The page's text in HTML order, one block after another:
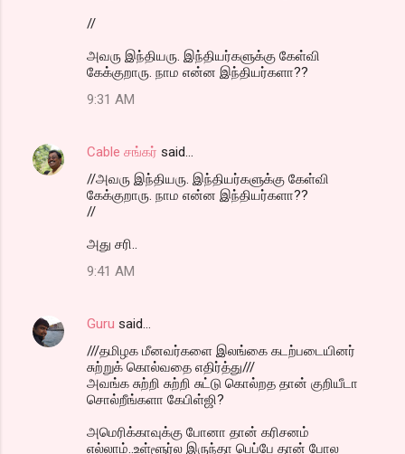
//
அவரு இந்தியரு. இந்தியர்களுக்கு கேள்வி
கேக்குறாரு. நாம என்ன இந்தியர்களா??
9:31 AM
Cable சங்கர் said…
//அவரு இந்தியரு. இந்தியர்களுக்கு கேள்வி
கேக்குறாரு. நாம என்ன இந்தியர்களா??
//
அது சரி..
9:41 AM
Guru said…
///தமிழக மீனவர்களை இலங்கை கடற்படையினர்
சுற்றுக் கொல்வதை எதிர்த்து///
அவங்க சுற்றி சுற்றி சுட்டு கொல்றத தான் குறியீடா
சொல்றீங்களா கேபிள்ஜி?
அமெரிக்காவுக்கு போனா தான் கரிசனம்
எல்லாம்..உள்ளூர்ல இருந்தா பெப்பே தான் போல